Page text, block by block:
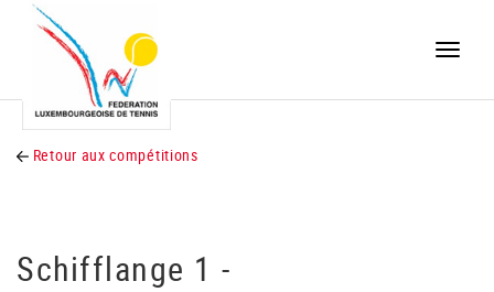
Toggle
Retour aux compétitions
Schifflange 1 -